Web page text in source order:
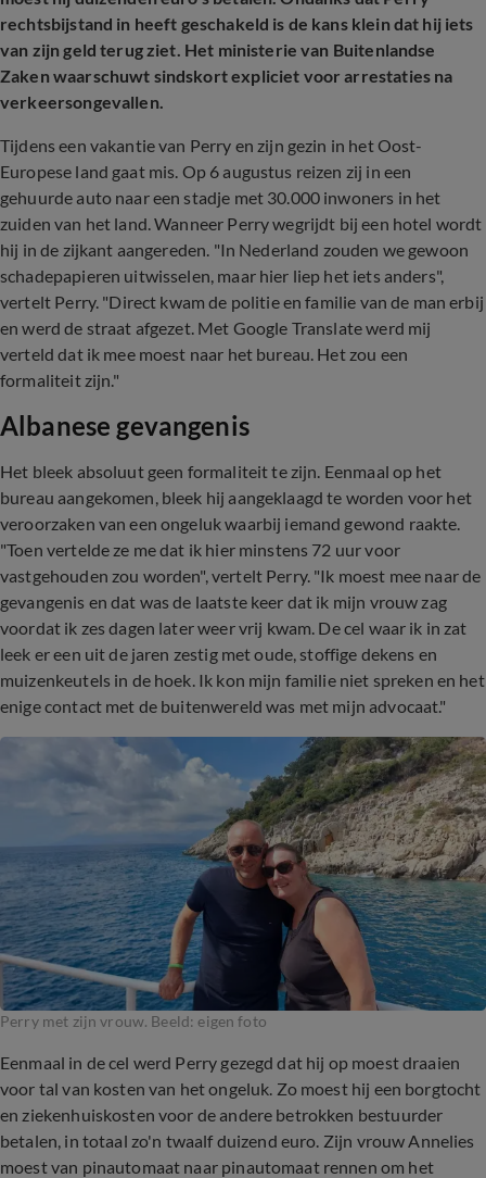
rechtsbijstand in heeft geschakeld is de kans klein dat hij iets
van zijn geld terug ziet. Het ministerie van Buitenlandse
Zaken waarschuwt sindskort expliciet voor arrestaties na
verkeersongevallen.
Tijdens een vakantie van Perry en zijn gezin in het Oost-
Europese land gaat mis. Op 6 augustus reizen zij in een
gehuurde auto naar een stadje met 30.000 inwoners in het
zuiden van het land. Wanneer Perry wegrijdt bij een hotel wordt
hij in de zijkant aangereden. "In Nederland zouden we gewoon
schadepapieren uitwisselen, maar hier liep het iets anders",
vertelt Perry. "Direct kwam de politie en familie van de man erbij
en werd de straat afgezet. Met Google Translate werd mij
verteld dat ik mee moest naar het bureau. Het zou een
formaliteit zijn."
Albanese gevangenis
Het bleek absoluut geen formaliteit te zijn. Eenmaal op het
bureau aangekomen, bleek hij aangeklaagd te worden voor het
veroorzaken van een ongeluk waarbij iemand gewond raakte.
"Toen vertelde ze me dat ik hier minstens 72 uur voor
vastgehouden zou worden", vertelt Perry. "Ik moest mee naar de
gevangenis en dat was de laatste keer dat ik mijn vrouw zag
voordat ik zes dagen later weer vrij kwam. De cel waar ik in zat
leek er een uit de jaren zestig met oude, stoffige dekens en
muizenkeutels in de hoek. Ik kon mijn familie niet spreken en het
enige contact met de buitenwereld was met mijn advocaat."
Perry met zijn vrouw. Beeld: eigen foto
Eenmaal in de cel werd Perry gezegd dat hij op moest draaien
voor tal van kosten van het ongeluk. Zo moest hij een borgtocht
en ziekenhuiskosten voor de andere betrokken bestuurder
betalen, in totaal zo'n twaalf duizend euro. Zijn vrouw Annelies
moest van pinautomaat naar pinautomaat rennen om het